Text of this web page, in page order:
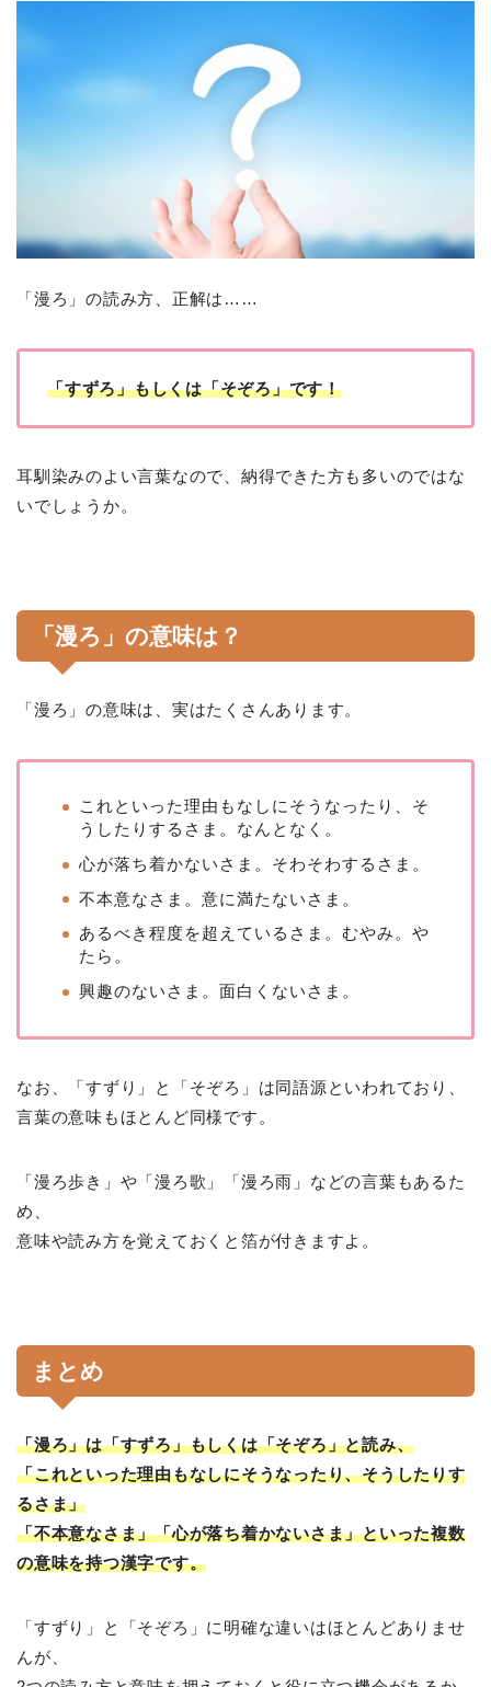
「漫ろ」の読み方、正解は……
「すずろ」もしくは「そぞろ」です！
耳馴染みのよい言葉なので、納得できた方も多いのではな
いでしょうか。
「漫ろ」の意味は？
「漫ろ」の意味は、実はたくさんあります。
これといった理由もなしにそうなったり、そ
うしたりするさま。なんとなく。
心が落ち着かないさま。そわそわするさま。
不本意なさま。意に満たないさま。
あるべき程度を超えているさま。むやみ。や
たら。
興趣のないさま。面白くないさま。
なお、「すずり」と「そぞろ」は同語源といわれており、
言葉の意味もほとんど同様です。
「漫ろ歩き」や「漫ろ歌」「漫ろ雨」などの言葉もあるた
め、
意味や読み方を覚えておくと箔が付きますよ。
まとめ
「漫ろ」は「すずろ」もしくは「そぞろ」と読み、
「これといった理由もなしにそうなったり、そうしたりす
るさま」
「不本意なさま」「心が落ち着かないさま」といった複数
の意味を持つ漢字です。
「すずり」と「そぞろ」に明確な違いはほとんどありませ
んが、